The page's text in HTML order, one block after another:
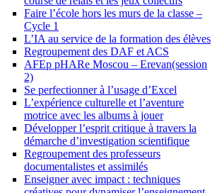
Faire l’école hors les murs de la classe –
Cycle 1
L’IA au service de la formation des élèves
Regroupement des DAF et ACS
AFEp pHARe Moscou – Erevan(session
2)
Se perfectionner à l’usage d’Excel
L’expérience culturelle et l’aventure
motrice avec les albums à jouer
Développer l’esprit critique à travers la
démarche d’investigation scientifique
Regroupement des professeurs
documentalistes et assimilés
Enseigner avec impact : techniques